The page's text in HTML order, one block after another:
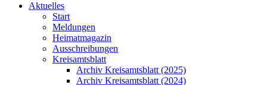
Aktuelles
Start
Meldungen
Heimatmagazin
Ausschreibungen
Kreisamtsblatt
Archiv Kreisamtsblatt (2025)
Archiv Kreisamtsblatt (2024)